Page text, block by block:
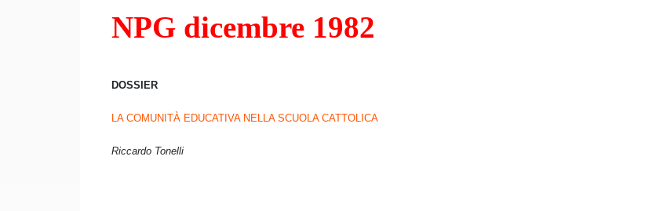
NPG dicembre 1982
DOSSIER
LA COMUNITÀ EDUCATIVA NELLA SCUOLA CATTOLICA
Riccardo Tonelli